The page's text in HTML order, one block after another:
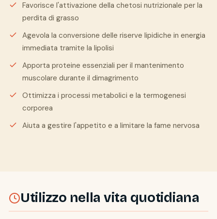
Favorisce l'attivazione della chetosi nutrizionale per la
perdita di grasso
Agevola la conversione delle riserve lipidiche in energia
immediata tramite la lipolisi
Apporta proteine essenziali per il mantenimento
muscolare durante il dimagrimento
Ottimizza i processi metabolici e la termogenesi
corporea
Aiuta a gestire l'appetito e a limitare la fame nervosa
Utilizzo nella vita quotidiana